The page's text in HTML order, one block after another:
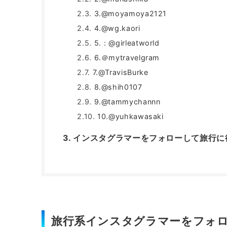
3.@moyamoya2121
4.@wg.kaori
5.：@girleatworld
6.＠mytravelgram
7.@TravisBurke
8.@shih0107
9.@tammychannn
10.@yuhkawasaki
インスタグラマーをフォローして旅行に
旅行系インスタグラマーをフォ